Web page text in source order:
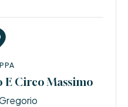
E Circo Massimo